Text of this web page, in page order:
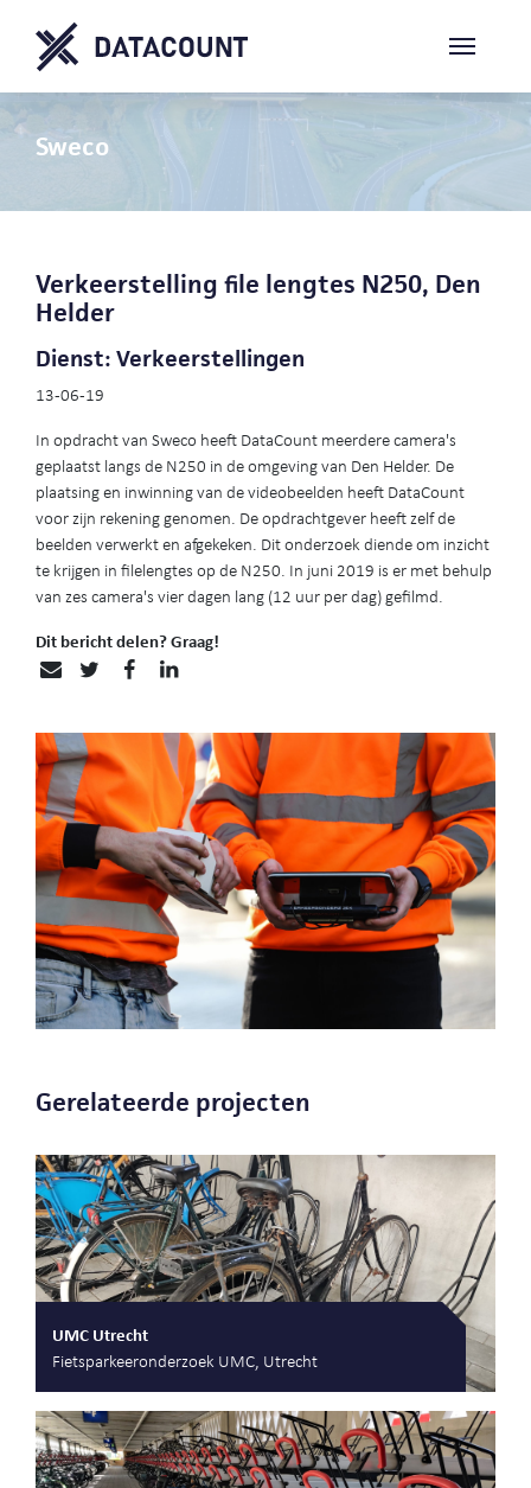
Sweco
Verkeerstelling file lengtes N250, Den
Helder
Dienst: Verkeerstellingen
13-06-19
In opdracht van Sweco heeft DataCount meerdere camera's
geplaatst langs de N250 in de omgeving van Den Helder. De
plaatsing en inwinning van de videobeelden heeft DataCount
voor zijn rekening genomen. De opdrachtgever heeft zelf de
beelden verwerkt en afgekeken. Dit onderzoek diende om inzicht
te krijgen in filelengtes op de N250. In juni 2019 is er met behulp
van zes camera's vier dagen lang (12 uur per dag) gefilmd.
Dit bericht delen? Graag!
Gerelateerde projecten
UMC Utrecht
Fietsparkeeronderzoek UMC, Utrecht